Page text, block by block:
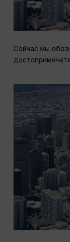
Сейчас мы